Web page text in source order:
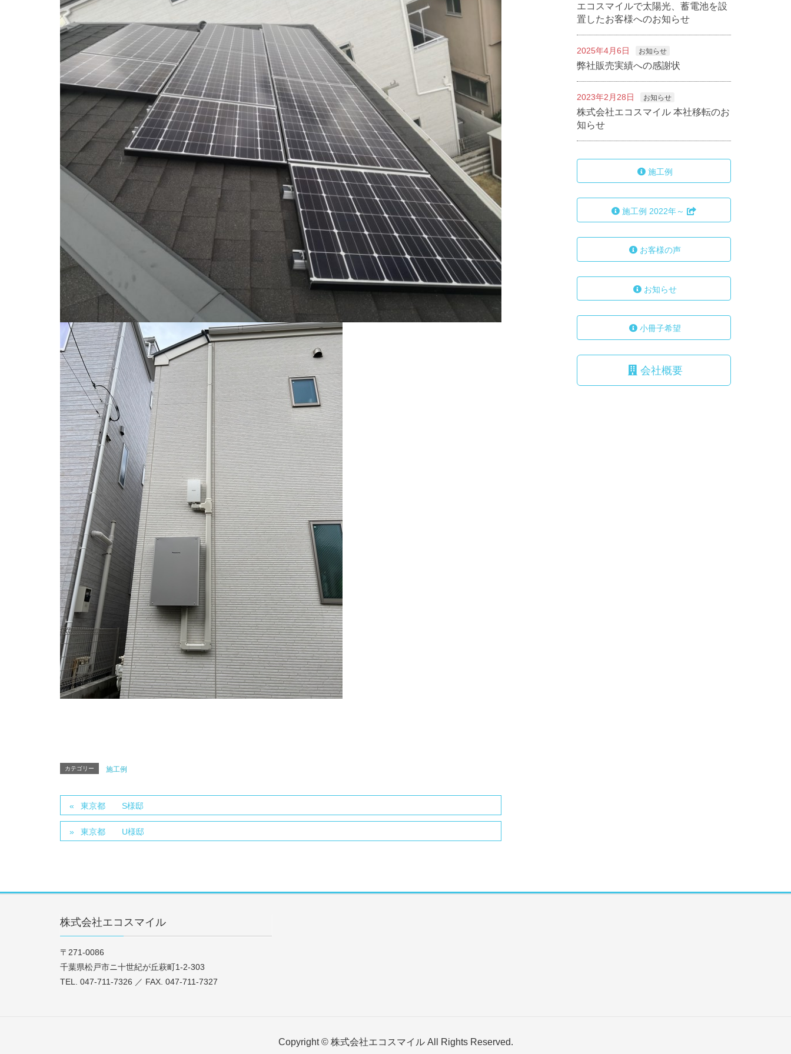
カテゴリー 施工例
東京都 S様邸
東京都 U様邸
エコスマイルで太陽光、蓄電池を設
置したお客様へのお知らせ
2025年4月6日 お知らせ
弊社販売実績への感謝状
2023年2月28日 お知らせ
株式会社エコスマイル 本社移転のお
知らせ
施工例
施工例 2022年～
お客様の声
お知らせ
小冊子希望
会社概要
株式会社エコスマイル
〒271-0086
千葉県松戸市ニ十世紀が丘萩町1-2-303
TEL. 047-711-7326 ／ FAX. 047-711-7327
Copyright © 株式会社エコスマイル All Rights Reserved.